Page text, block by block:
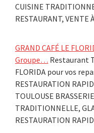
CUISINE
RESTAURANT,
GRAND CAFÉ LE
Groupe… Restaurant
FLORIDA pour vos
RESTAURATION
TOULOUSE
TRADITIONNELLE,
RESTAURATION